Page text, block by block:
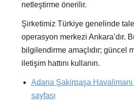
netleştirme önerilir.
Şirketimiz Türkiye genelinde
operasyon merkezi Ankara’dır.
bilgilendirme amaçlıdır; güncel
iletişim hattını kullanın.
Adana Şakirpaşa
sayfası